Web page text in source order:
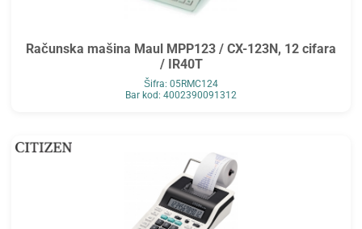
Računska mašina Maul MPP123 / CX-123N, 12 cifara
/ IR40T
Šifra: 05RMC124
Bar kod: 4002390091312